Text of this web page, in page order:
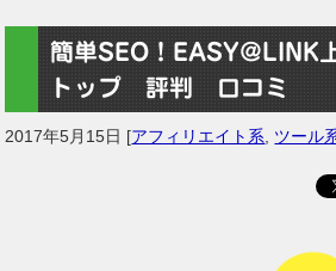
簡単SEO！EASY@LINK
トップ 評判 口コミ
2017年5月15日 [アフィリエイト系 ツール